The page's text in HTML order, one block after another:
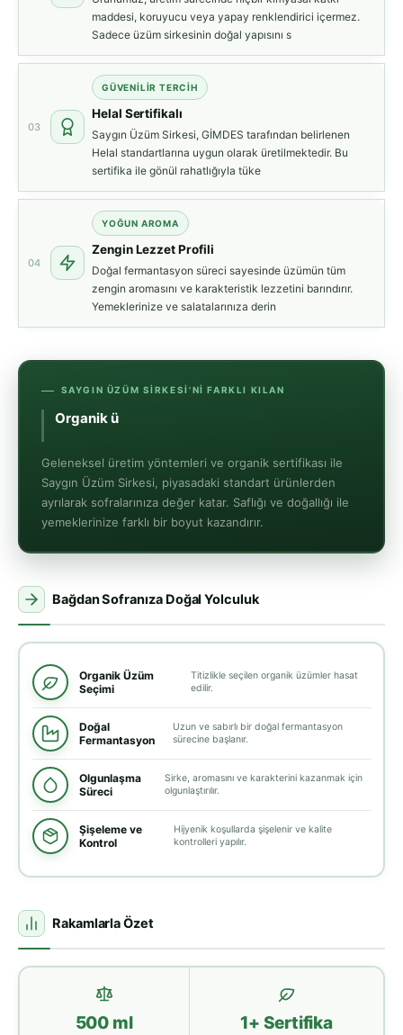
maddesi, koruyucu veya yapay renklendirici içermez.
Sadece üzüm sirkesinin doğal yapısını s
03
GÜVENILIR TERCIH
Helal Sertifikalı
Saygın Üzüm Sirkesi, GİMDES tarafından belirlenen
Helal standartlarına uygun olarak üretilmektedir. Bu
sertifika ile gönül rahatlığıyla tüke
04
YOĞUN AROMA
Zengin Lezzet Profili
Doğal fermantasyon süreci sayesinde üzümün tüm
zengin aromasını ve karakteristik lezzetini barındırır.
Yemeklerinize ve salatalarınıza derin
SAYGIN ÜZÜM SIRKESI'NI FARKLI KILAN
Organik üzümlerden
Geleneksel üretim yöntemleri ve organik sertifikası ile
Saygın Üzüm Sirkesi, piyasadaki standart ürünlerden
ayrılarak sofralarınıza değer katar. Saflığı ve doğallığı ile
yemeklerinize farklı bir boyut kazandırır.
Bağdan Sofranıza Doğal Yolculuk
Organik Üzüm
Seçimi
Titizlikle seçilen organik üzümler hasat
edilir.
Doğal
Fermantasyon
Uzun ve sabırlı bir doğal fermantasyon
sürecine başlanır.
Olgunlaşma
Süreci
Sirke, aromasını ve karakterini kazanmak için
olgunlaştırılır.
Şişeleme ve
Kontrol
Hijyenik koşullarda şişelenir ve kalite
kontrolleri yapılır.
Rakamlarla Özet
500 ml 1+ Sertifika